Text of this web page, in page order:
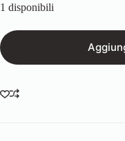
1 disponibili